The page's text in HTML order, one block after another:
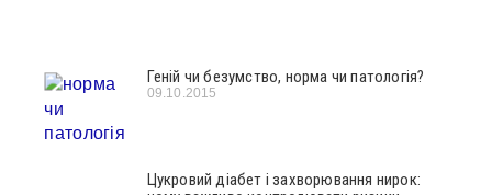
Геній чи безумство, норма чи патологія?
09.10.2015
Цукровий діабет і захворювання нирок: